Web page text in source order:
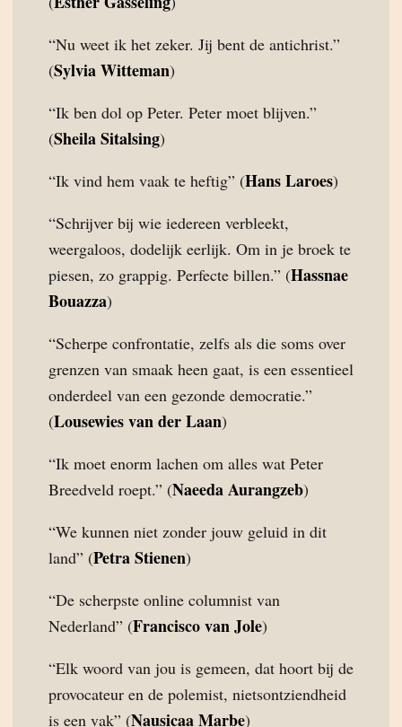
“Nu weet ik het zeker. Jij bent de antichrist.”
(Sylvia Witteman)
“Ik ben dol op Peter. Peter moet blijven.”
(Sheila Sitalsing)
“Ik vind hem vaak te heftig” (Hans Laroes)
“Schrijver bij wie iedereen verbleekt,
weergaloos, dodelijk eerlijk. Om in je broek te
piesen, zo grappig. Perfecte billen.” (Hassnae
Bouazza)
“Scherpe confrontatie, zelfs als die soms over
grenzen van smaak heen gaat, is een essentieel
onderdeel van een gezonde democratie.”
(Lousewies van der Laan)
“Ik moet enorm lachen om alles wat Peter
Breedveld roept.” (Naeeda Aurangzeb)
“We kunnen niet zonder jouw geluid in dit
land” (Petra Stienen)
“De scherpste online columnist van
Nederland” (Francisco van Jole)
“Elk woord van jou is gemeen, dat hoort bij de
provocateur en de polemist, nietsontziendheid
is een vak” (Nausicaa Marbe)